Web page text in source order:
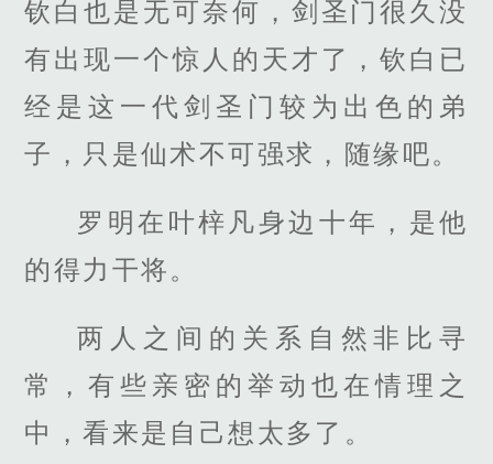
钦白也是无可奈何，剑圣门很久没
有出现一个惊人的天才了，钦白已
经是这一代剑圣门较为出色的弟
子，只是仙术不可强求，随缘吧。
罗明在叶梓凡身边十年，是他
的得力干将。
两人之间的关系自然非比寻
常，有些亲密的举动也在情理之
中，看来是自己想太多了。